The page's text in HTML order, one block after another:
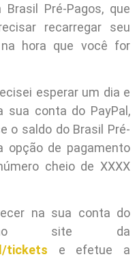
Pré-Pagos, que
recarregar seu
hora que você for
esperar um dia e
sua conta do PayPal,
o saldo do Brasil Pré-
opção de pagamento
cheio de XXXX
na sua conta do
ao site da
tickets e efetue a